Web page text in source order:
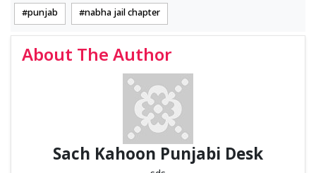
punjab nabha jail chapter
About The Author
Sach Kahoon Punjabi Desk